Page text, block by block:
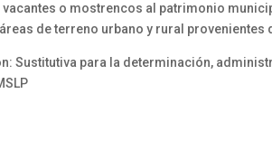
o mostrencos al patrimonio
de terreno urbano y rural
Sustitutiva para la determinación,